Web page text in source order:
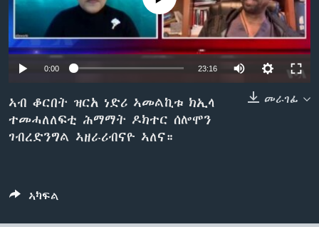
ቂሔ ጽልሚ
ቋንቋታት
0:00 23:16
መራገፊ
ኣብ ቆርበት ዝርአ ነድሪ ኣመልኪቱ ክኢላ
ተመሓለለፍቲ ሕማማት ዶክተር ሰሎሞን
ገብረድንግል ኣዘራሪብናዮ ኣለና።
ኣካፍል